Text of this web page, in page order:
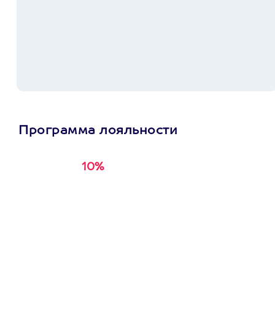
Программа лояльности
10%